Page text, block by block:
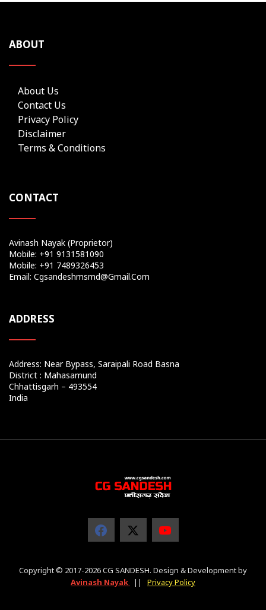
ABOUT
About Us
Contact Us
Privacy Policy
Disclaimer
Terms & Conditions
CONTACT
Avinash Nayak (Proprietor)
Mobile: +91 9131581090
Mobile: +91 7489326453
Email: Cgsandeshmsmd@gmail.com
ADDRESS
Address: Near Bypass, Saraipali Road Basna
District : Mahasamund
Chhattisgarh – 493554
India
Copyright © 2017-2026 CG SANDESH. Design & Development by
Avinash Nayak
|| Privacy Policy